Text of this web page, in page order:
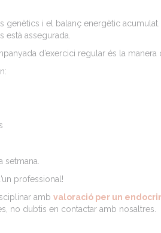
genètics i el balanç energètic
està assegurada.
d’exercici regular és la
setmana.
professional!
amb valoració per un
no dubtis en contactar amb nosaltres.